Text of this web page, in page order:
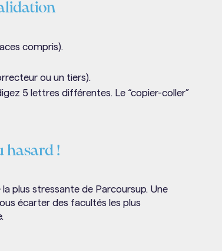
compris).
ou un tiers).
5 lettres différentes. Le “copier-coller”
hasard !
plus stressante de Parcoursup. Une
écarter des facultés les plus